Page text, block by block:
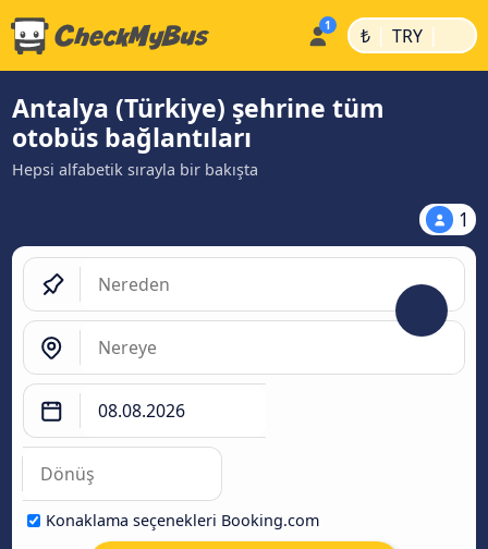
₺ | TRY |
Antalya (Türkiye) şehrine tüm
otobüs bağlantıları
Hepsi alfabetik sırayla bir bakışta
1
Konaklama seçenekleri Booking.com